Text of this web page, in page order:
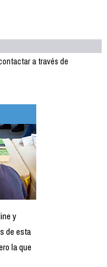
a través de
y
de esta
la que